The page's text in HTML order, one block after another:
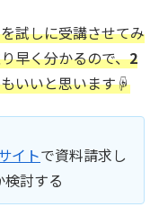
試しに受講させてみ
早く分かるので、2
いいと思います☟
イトで資料請求し
討する